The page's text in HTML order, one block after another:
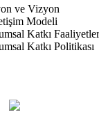
ve Vizyon
Modeli
Katkı
Katkı Politikası